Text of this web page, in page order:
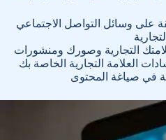
على وسائل التواصل الاجتماعي
التجارية وصورك ومنشورات
العلامة التجارية الخاصة بك
في صياغة المحتوى